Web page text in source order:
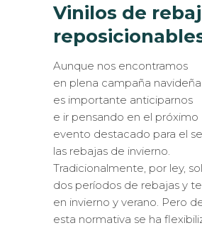
Vinilos de
Aunque nos encontramos
en plena campaña navideña
es importante anticiparnos
e ir pensando en el próximo
evento destacado para el
las rebajas de invierno.
Tradicionalmente, por ley,
dos períodos de rebajas y
en invierno y verano. Pero
esta normativa se ha